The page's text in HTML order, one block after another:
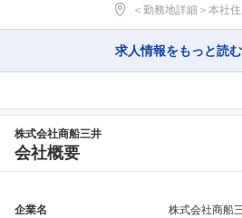
＜勤務地詳細＞本社住所
求人情報をもっと読む
株式会社商船三井
会社概要
企業名 株式会社商船